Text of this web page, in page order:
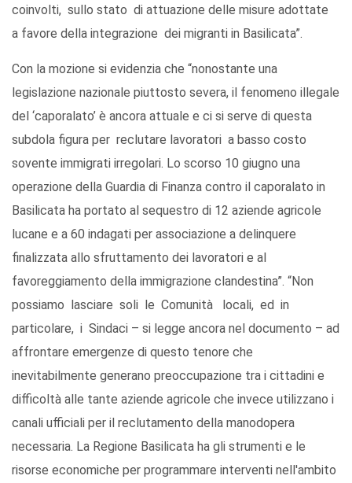
coinvolti, sullo stato di attuazione delle misure adottate
a favore della integrazione dei migranti in Basilicata”.
Con la mozione si evidenzia che “nonostante una
legislazione nazionale piuttosto severa, il fenomeno illegale
del ‘caporalato’ è ancora attuale e ci si serve di questa
subdola figura per reclutare lavoratori a basso costo
sovente immigrati irregolari. Lo scorso 10 giugno una
operazione della Guardia di Finanza contro il caporalato in
Basilicata ha portato al sequestro di 12 aziende agricole
lucane e a 60 indagati per associazione a delinquere
finalizzata allo sfruttamento dei lavoratori e al
favoreggiamento della immigrazione clandestina”. “Non
possiamo lasciare soli le Comunità locali, ed in
particolare, i Sindaci – si legge ancora nel documento – ad
affrontare emergenze di questo tenore che
inevitabilmente generano preoccupazione tra i cittadini e
difficoltà alle tante aziende agricole che invece utilizzano i
canali ufficiali per il reclutamento della manodopera
necessaria. La Regione Basilicata ha gli strumenti e le
risorse economiche per programmare interventi nell'ambito